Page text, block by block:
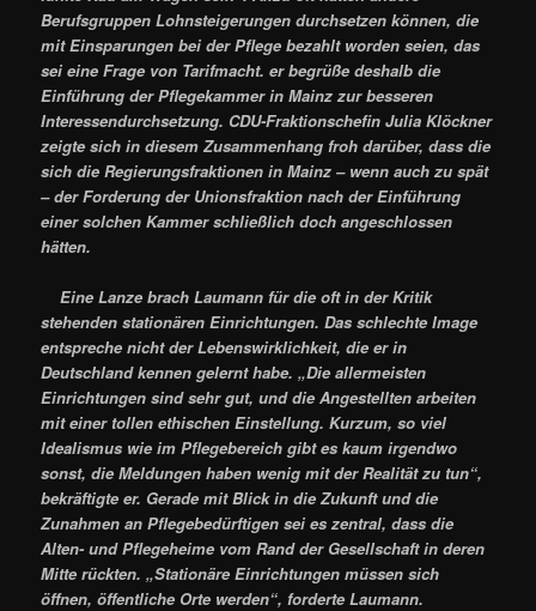
Berufsgruppen Lohnsteigerungen durchsetzen können, die
mit Einsparungen bei der Pflege bezahlt worden seien, das
sei eine Frage von Tarifmacht. er begrüße deshalb die
Einführung der Pflegekammer in Mainz zur besseren
Interessendurchsetzung. CDU-Fraktionschefin Julia Klöckner
zeigte sich in diesem Zusammenhang froh darüber, dass die
sich die Regierungsfraktionen in Mainz – wenn auch zu spät
– der Forderung der Unionsfraktion nach der Einführung
einer solchen Kammer schließlich doch angeschlossen
hätten.
Eine Lanze brach Laumann für die oft in der Kritik
stehenden stationären Einrichtungen. Das schlechte Image
entspreche nicht der Lebenswirklichkeit, die er in
Deutschland kennen gelernt habe. „Die allermeisten
Einrichtungen sind sehr gut, und die Angestellten arbeiten
mit einer tollen ethischen Einstellung. Kurzum, so viel
Idealismus wie im Pflegebereich gibt es kaum irgendwo
sonst, die Meldungen haben wenig mit der Realität zu tun“,
bekräftigte er. Gerade mit Blick in die Zukunft und die
Zunahmen an Pflegebedürftigen sei es zentral, dass die
Alten- und Pflegeheime vom Rand der Gesellschaft in deren
Mitte rückten. „Stationäre Einrichtungen müssen sich
öffnen, öffentliche Orte werden“, forderte Laumann.